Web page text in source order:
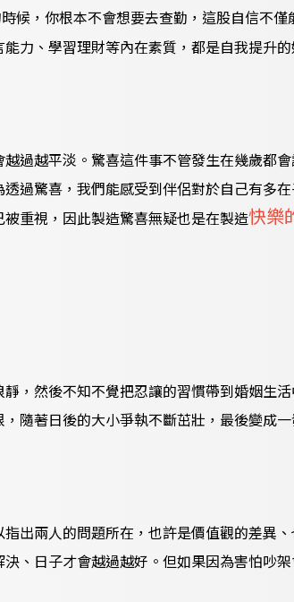
候，你根本不會想要去查勤，這股自信不僅
力、學習理財等內在素質，都是自我提升
過越平淡。驚喜這件事不管發生在幾歲都會
過驚喜，我們能感受到伴侶對於自己有多在
重視，因此製造驚喜無疑也是在製造快樂
，然後不知不覺把忍讓的習慣帶到婚姻生活
隨著日後的大小爭執不斷茁壯，最後變成
出兩人的問題所在，也許是價值觀的差異
、日子才會越過越好。但如果因為害怕吵